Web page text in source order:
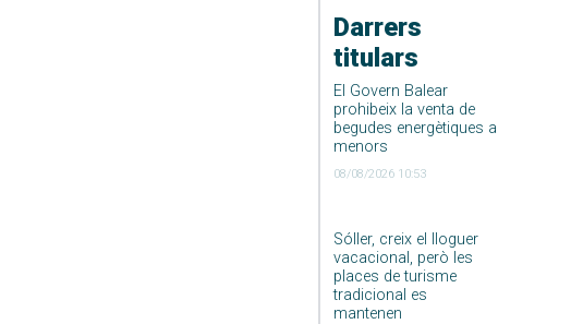
Darrers
titulars
El Govern Balear
prohibeix la venta de
begudes energètiques a
menors
08/08/2026 10:53
Sóller, creix el lloguer
vacacional, però les
places de turisme
tradicional es
mantenen